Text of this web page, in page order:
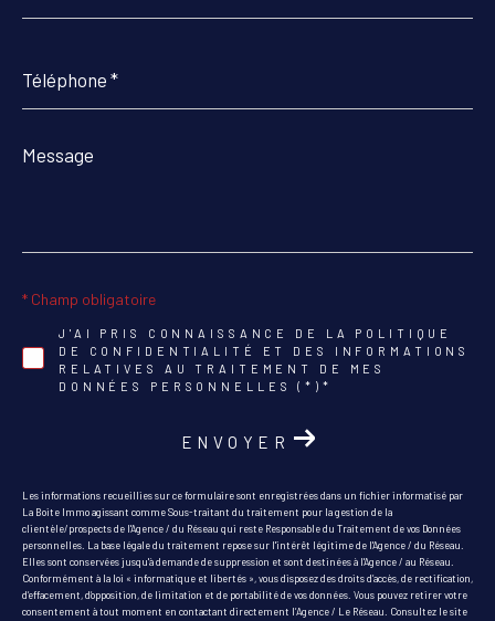
*
Message
*
J'AI PRIS CONNAISSANCE DE LA POLITIQUE
DE CONFIDENTIALITÉ ET DES INFORMATIONS
RELATIVES AU TRAITEMENT DE MES
DONNÉES PERSONNELLES (*)*
* Champ obligatoire
ENVOYER
Les informations recueillies sur ce formulaire sont enregistrées dans un fichier informatisé par
La Boite Immo agissant comme Sous-traitant du traitement pour la gestion de la
clientèle/prospects de l'Agence / du Réseau qui reste Responsable du Traitement de vos Données
personnelles. La base légale du traitement repose sur l'intérêt légitime de l'Agence / du Réseau.
Elles sont conservées jusqu'à demande de suppression et sont destinées à l'Agence / au Réseau.
Conformément à la loi « informatique et libertés », vous disposez des droits d’accès, de rectification,
d’effacement, d’opposition, de limitation et de portabilité de vos données. Vous pouvez retirer votre
consentement à tout moment en contactant directement l’Agence / Le Réseau. Consultez le site